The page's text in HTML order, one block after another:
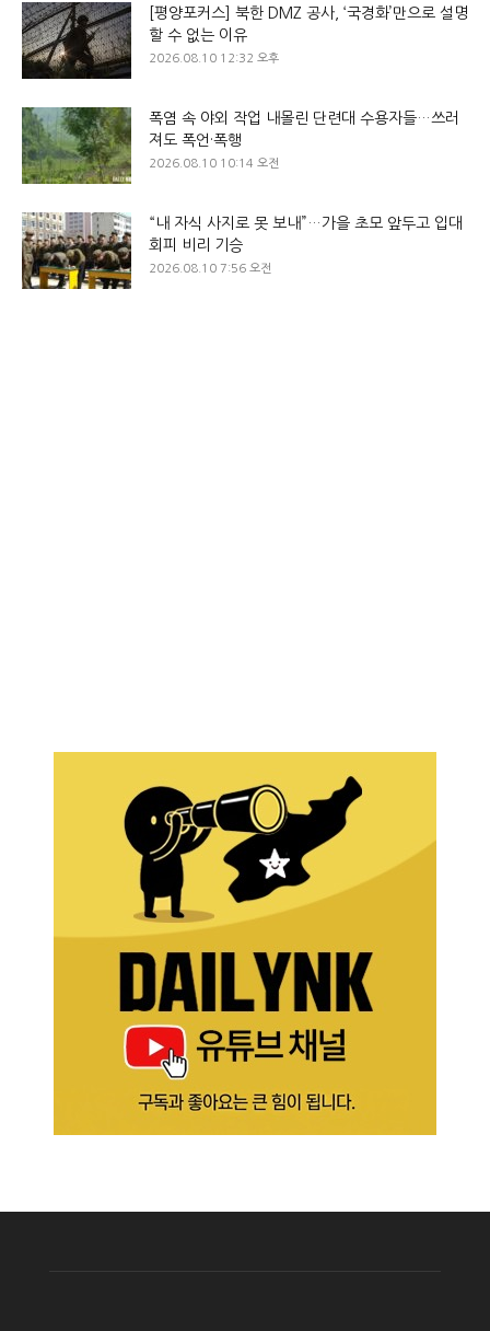
[평양포커스] 북한 DMZ 공사, ‘국경화’만으로 설명
할 수 없는 이유
2026.08.10 12:32 오후
폭염 속 야외 작업 내몰린 단련대 수용자들…쓰러
져도 폭언·폭행
2026.08.10 10:14 오전
“내 자식 사지로 못 보내”…가을 초모 앞두고 입대
회피 비리 기승
2026.08.10 7:56 오전